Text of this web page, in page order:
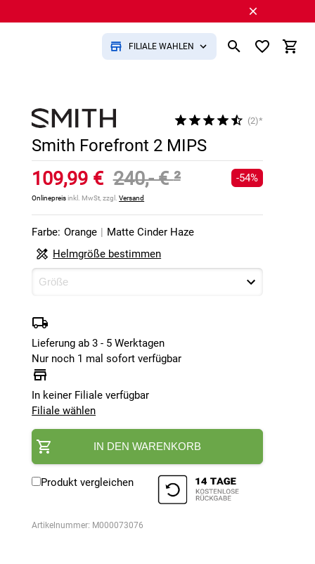
FILIALE WÄHLEN
(2)*
Smith Forefront 2 MIPS
109,99 € 240,- €²
Onlinepreisinkl. MwSt, zzgl.Versand
-54%
Farbe: Orange | Matte Cinder Haze
Helmgröße bestimmen
Lieferung ab 3 - 5 Werktagen
Nur noch 1 mal sofort verfügbar
In keiner Filiale verfügbar
Filiale wählen
IN DEN WARENKORB
Produkt vergleichen
Artikelnummer: M000073076